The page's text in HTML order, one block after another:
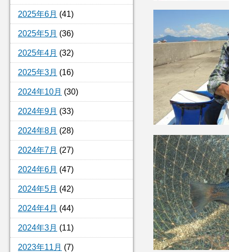
2025年6月 (41)
2025年5月 (36)
2025年4月 (32)
2025年3月 (16)
2024年10月 (30)
2024年9月 (33)
2024年8月 (28)
2024年7月 (27)
2024年6月 (47)
2024年5月 (42)
2024年4月 (44)
2024年3月 (11)
2023年11月 (7)